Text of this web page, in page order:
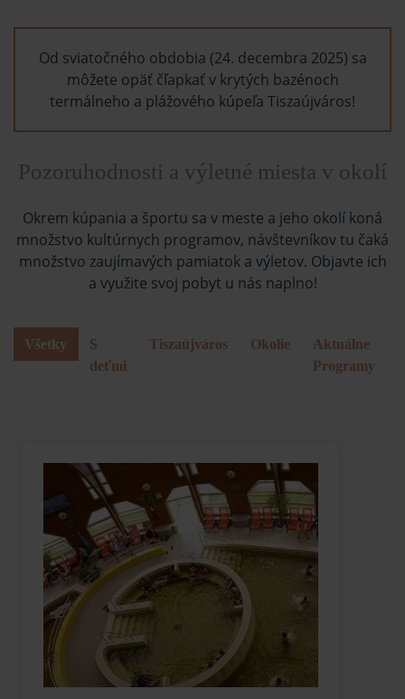
Od sviatočného obdobia (24. decembra 2025) sa
môžete opäť čľapkať v krytých bazénoch
termálneho a plážového kúpeľa Tiszaújváros!
Pozoruhodnosti a výletné miesta v okolí
Okrem kúpania a športu sa v meste a jeho okolí koná
množstvo kultúrnych programov, návštevníkov tu čaká
množstvo zaujímavých pamiatok a výletov. Objavte ich
a využite svoj pobyt u nás naplno!
Všetky
S
deťmi
Tiszaújváros Okolie
Aktuálne
Programy